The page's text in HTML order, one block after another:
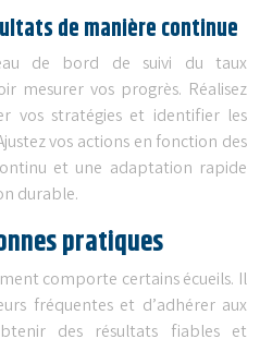
de manière continue
de bord de suivi du taux
mesurer vos progrès. Réalisez
vos stratégies et identifier les
vos actions en fonction des
et une adaptation rapide
durable.
pratiques
comporte certains écueils. Il
fréquentes et d’adhérer aux
des résultats fiables et